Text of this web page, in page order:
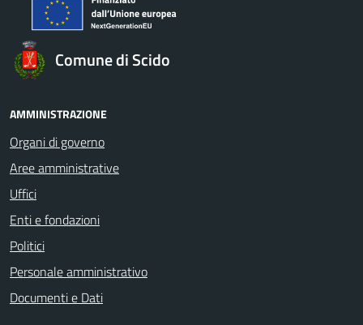
Comune di Scido
AMMINISTRAZIONE
Organi di governo
Aree amministrative
Uffici
Enti e fondazioni
Politici
Personale amministrativo
Documenti e Dati